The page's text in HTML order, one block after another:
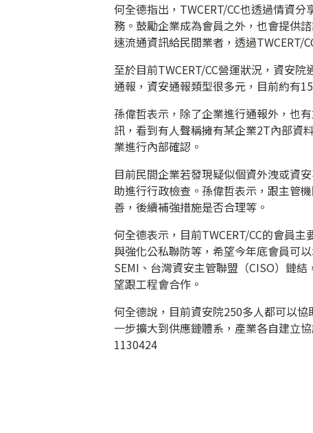
何全德指出，TWCERT/CC也透過情資
務。鼓勵企業成為會員之外，也會提供
速流通資訊給民間業者，透過TWCERT/
至於目前TWCERT/CC營運狀況，資安
通報，資安通報類型很多元，目前約有
孫偉哲表示，除了企業進行通報外，也
訊，看到有人聲稱擁有某企業2T內部資
業進行內部確認。
目前民間企業若發現疑似個資外洩或資
助進行行政檢查。孫偉哲表示，跟主管
善，後續補強措施是否合理等。
何全德表示，目前TWCERT/CC的會員
與強化公私聯防等，希望今年底會員可
SEMI、台灣資安主管聯盟（CISO）鏈
望跟工程會合作。
何全德說，目前資安院250多人都可以協
一步擴大到供應鏈體系，產業各自建立
1130424